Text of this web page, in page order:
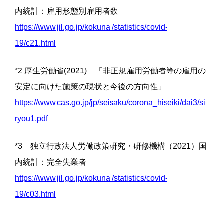
内統計：雇用形態別雇用者数
https://www.jil.go.jp/kokunai/statistics/covid-
19/c21.html
*2 厚生労働省(2021) 「非正規雇用労働者等の雇用の
安定に向けた施策の現状と今後の方向性」
https://www.cas.go.jp/jp/seisaku/corona_hiseiki/dai3/si
ryou1.pdf
*3 独立行政法人労働政策研究・研修機構（2021）国
内統計：完全失業者
https://www.jil.go.jp/kokunai/statistics/covid-
19/c03.html